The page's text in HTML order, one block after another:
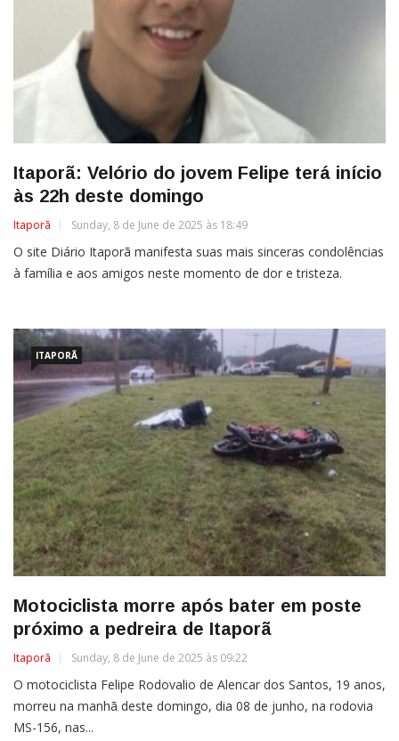
Itaporã: Velório do jovem Felipe terá início
às 22h deste domingo
Itaporã Sunday, 8 de June de 2025 às 18:49
O site Diário Itaporã manifesta suas mais sinceras condolências
à família e aos amigos neste momento de dor e tristeza.
ITAPORÃ
Motociclista morre após bater em poste
próximo a pedreira de Itaporã
Itaporã Sunday, 8 de June de 2025 às 09:22
O motociclista Felipe Rodovalio de Alencar dos Santos, 19 anos,
morreu na manhã deste domingo, dia 08 de junho, na rodovia
MS-156, nas...